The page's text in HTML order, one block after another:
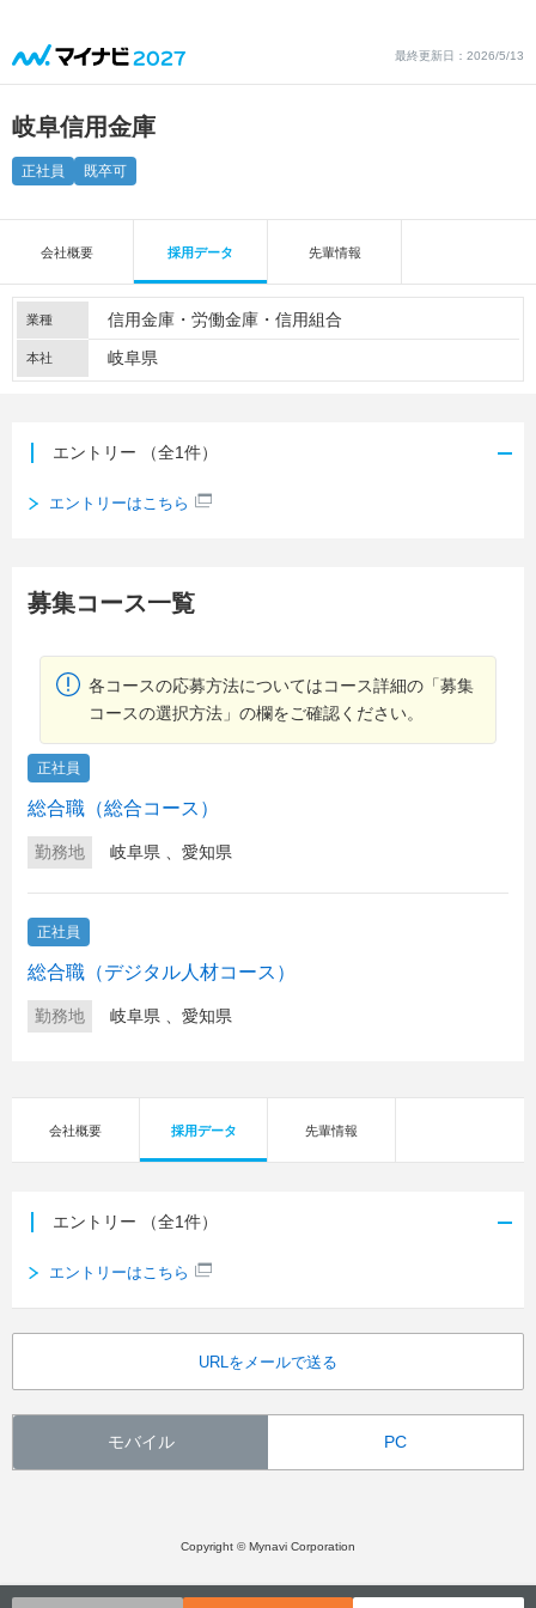
最終更新日：2026/5/13
岐阜信用金庫
正社員 既卒可
会社概要 採用データ 先輩情報
業種 信用金庫・労働金庫・信用組合
本社 岐阜県
エントリー （全1件）
エントリーはこちら
募集コース一覧
各コースの応募方法についてはコース詳細の「募集
コースの選択方法」の欄をご確認ください。
正社員
総合職（総合コース）
勤務地 岐阜県 愛知県
正社員
総合職（デジタル人材コース）
勤務地 岐阜県 愛知県
会社概要 採用データ 先輩情報
エントリー （全1件）
エントリーはこちら
URLをメールで送る
モバイル PC
Copyright © Mynavi Corporation